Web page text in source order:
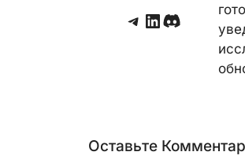
Telegram
LinkedIn
Discord
Оставьте